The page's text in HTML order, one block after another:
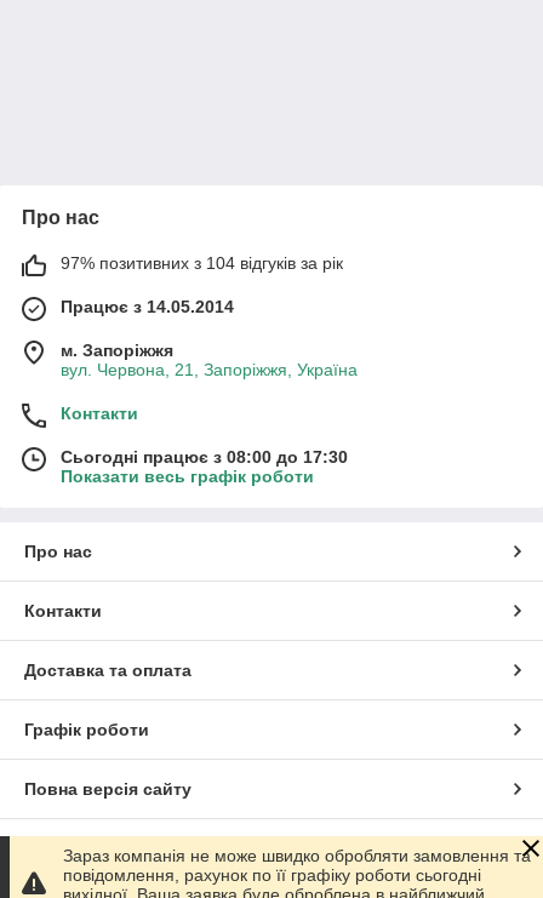
Про нас
97% позитивних з 104 відгуків за рік
Працює з 14.05.2014
м. Запоріжжя
вул. Червона, 21, Запоріжжя, Україна
Контакти
Сьогодні працює з 08:00 до 17:30
Показати весь графік роботи
Про нас
Контакти
Доставка та оплата
Графік роботи
Повна версія сайту
Сайт створено на маркетплейсіProm.ua
Зараз компанія не може швидко обробляти замовлення та
повідомлення, рахунок по її графіку роботи сьогодні